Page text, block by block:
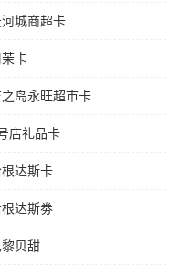
城商超卡
卡
岛永旺超市卡
店礼品卡
达斯卡
达斯劵
贝甜